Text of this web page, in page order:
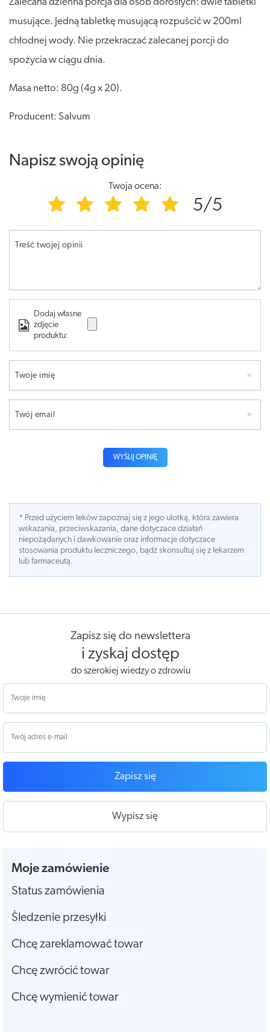
musujące. Jedną tabletkę musującą rozpuścić w 200ml
chłodnej wody. Nie przekraczać zalecanej porcji do
spożycia w ciągu dnia.
Masa netto: 80g (4g x 20).
Producent: Salvum
Napisz swoją opinię
Twoja ocena:
5/5
Treść twojej opinii
Dodaj własne
zdjęcie
produktu:
Twoje imię
Twój email
WYŚLIJ OPINIĘ
* Przed użyciem leków zapoznaj się z jego ulotką, która zawiera
wskazania, przeciwskazania, dane dotyczace działań
niepożądanych i dawkowanie oraz informacje dotyczace
stosowania produktu leczniczego, bądź skonsultuj się z lekarzem
lub farmaceutą.
Zapisz się do newslettera
i zyskaj dostęp
do szerokiej wiedzy o zdrowiu
Zapisz się
Wypisz się
Moje zamówienie
Status zamówienia
Śledzenie przesyłki
Chcę zareklamować towar
Chcę zwrócić towar
Chcę wymienić towar